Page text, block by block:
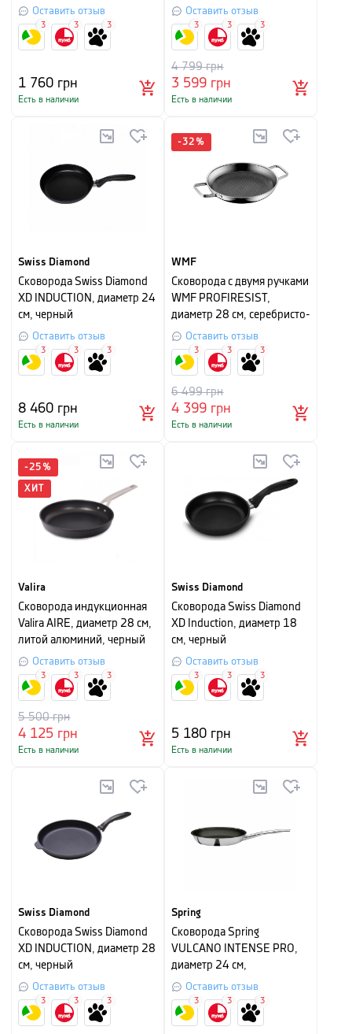
см Оставить отзыв
1 760 грн
Есть в наличии
3 3 3
Оставить отзыв
3 599 грн
4 799грн
Есть в наличии
3 3 3
Swiss Diamond
Сковорода Swiss Diamond
XD INDUCTION, диаметр 24
см, черный
Оставить отзыв
8 460 грн
Есть в наличии
3 3 3
-32 %
WMF
Сковорода с двумя ручками
WMF PROFIRESIST,
диаметр 28 см, серебристо-
черный
Оставить отзыв
4 399 грн
6 499грн
Есть в наличии
3 3 3
-25 %
ХИТ
Valira
Cковорода индукционная
Valira AIRE, диаметр 28 см,
литой алюминий, черный
Оставить отзыв
4 125 грн
5 500грн
Есть в наличии
3 3 3
Swiss Diamond
Сковорода Swiss Diamond
XD Induction, диаметр 18
см, черный
Оставить отзыв
5 180 грн
Есть в наличии
3 3 3
Swiss Diamond
Сковорода Swiss Diamond
XD INDUCTION, диаметр 28
см, черный
Оставить отзыв
3 3 3
Spring
Сковорода Spring
VULCANO INTENSE PRO,
диаметр 24 см,
серебристый
Оставить отзыв
3 3 3